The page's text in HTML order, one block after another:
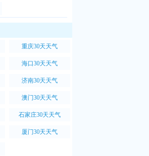
重庆30天天气
海口30天天气
济南30天天气
澳门30天天气
石家庄30天天气
厦门30天天气